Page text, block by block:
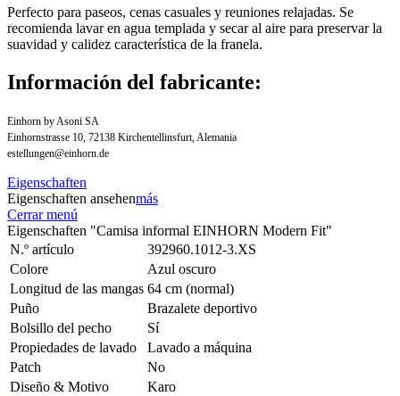
Perfecto para paseos, cenas casuales y reuniones relajadas. Se
recomienda lavar en agua templada y secar al aire para preservar la
suavidad y calidez característica de la franela.
Información del fabricante:
Einhorn by Asoni SA
Einhornstrasse 10, 72138 Kirchentellinsfurt, Alemania
estellungen@einhorn.de
Eigenschaften
Eigenschaften ansehenmás
Cerrar menú
Eigenschaften "Camisa informal EINHORN Modern Fit"
N.º artículo
392960.1012-3.XS
Colore
Azul oscuro
Longitud de las mangas 64 cm (normal)
Puño
Brazalete deportivo
Bolsillo del pecho
Sí
Propiedades de lavado
Lavado a máquina
Patch
No
Diseño & Motivo
Karo